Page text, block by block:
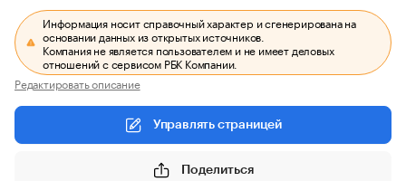
Информация носит справочный характер и сгенерирована на
основании данных из открытых источников.
Компания не является пользователем и не имеет деловых
отношений с сервисом РБК Компании.
Редактировать описание
Управлять страницей
Поделиться